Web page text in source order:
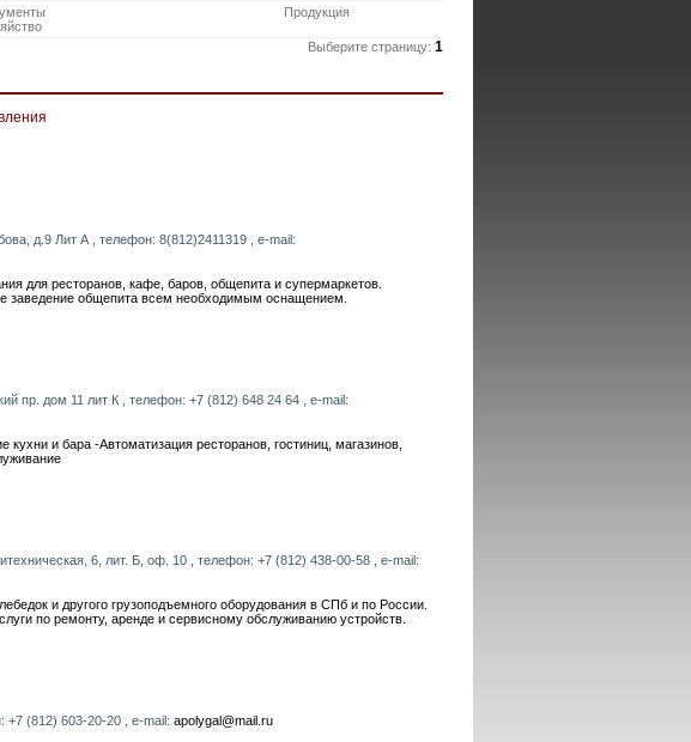
Продукция
Выберите страницу: 1
д.9 Лит А , телефон: 8(812)2411319 , e-mail:
для ресторанов, кафе, баров, общепита и супермаркетов.
заведение общепита всем необходимым оснащением.
пр. дом 11 лит К , телефон: +7 (812) 648 24 64 , e-mail:
и бара -Автоматизация ресторанов, гостиниц, магазинов,
6, лит. Б, оф. 10 , телефон: +7 (812) 438-00-58 , e-mail:
и другого грузоподъемного оборудования в СПб и по России.
по ремонту, аренде и сервисному обслуживанию устройств.
+7 (812) 603-20-20 , e-mail: apolygal@mail.ru